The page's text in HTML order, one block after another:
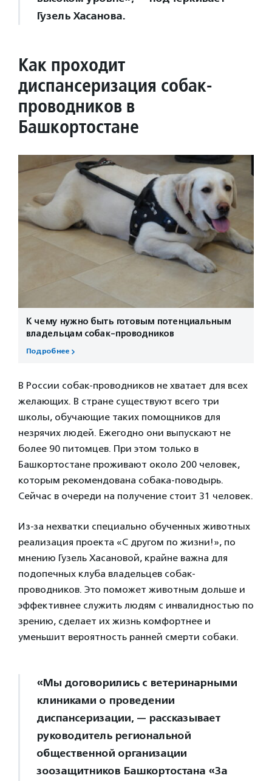
Гузель Хасанова.
Как проходит
диспансеризация собак-
проводников в
Башкортостане
К чему нужно быть готовым потенциальным
владельцам собак-проводников
Подробнее
В России собак-проводников не хватает для всех
желающих. В стране существуют всего три
школы, обучающие таких помощников для
незрячих людей. Ежегодно они выпускают не
более 90 питомцев. При этом только в
Башкортостане проживают около 200 человек,
которым рекомендована собака-поводырь.
Сейчас в очереди на получение стоит 31 человек.
Из-за нехватки специально обученных животных
реализация проекта «С другом по жизни!», по
мнению Гузель Хасановой, крайне важна для
подопечных клуба владельцев собак-
проводников. Это поможет животным дольше и
эффективнее служить людям с инвалидностью по
зрению, сделает их жизнь комфортнее и
уменьшит вероятность ранней смерти собаки.
«Мы договорились с ветеринарными
клиниками о проведении
диспансеризации, — рассказывает
руководитель региональной
общественной организации
зоозащитников Башкортостана «За